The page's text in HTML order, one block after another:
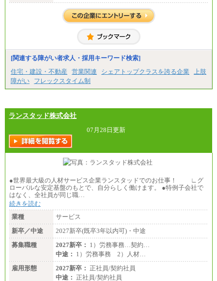
【正社員】
[全国社員]月給348,000円～
[地域社員]月給295,000円～
【契約社員】月給200,000円～
[関連する障がい者求人・採用キーワード検索]
住宅・建設・不動産
営業関連 シェアトップクラスを誇る企業
上肢
障がい
フレックスタイム制
ランスタッド株式会社
07月28日更新
●世界最大級の人材サービス企業ランスタッドでのお仕事！ ∟グ
ローバルな安定基盤のもとで、自分らしく働けます。 ●特例子会社で
はなく、全社員が同じ職…
続きを読む
業種
サービス
新卒／中途
2027新卒(既卒3年以内可)・中途
募集職種
2027新卒： 1）労務事務…契約…
中途： 1）労務事務 2）人材…
雇用形態
2027新卒： 正社員/契約社員
中途： 正社員/契約社員